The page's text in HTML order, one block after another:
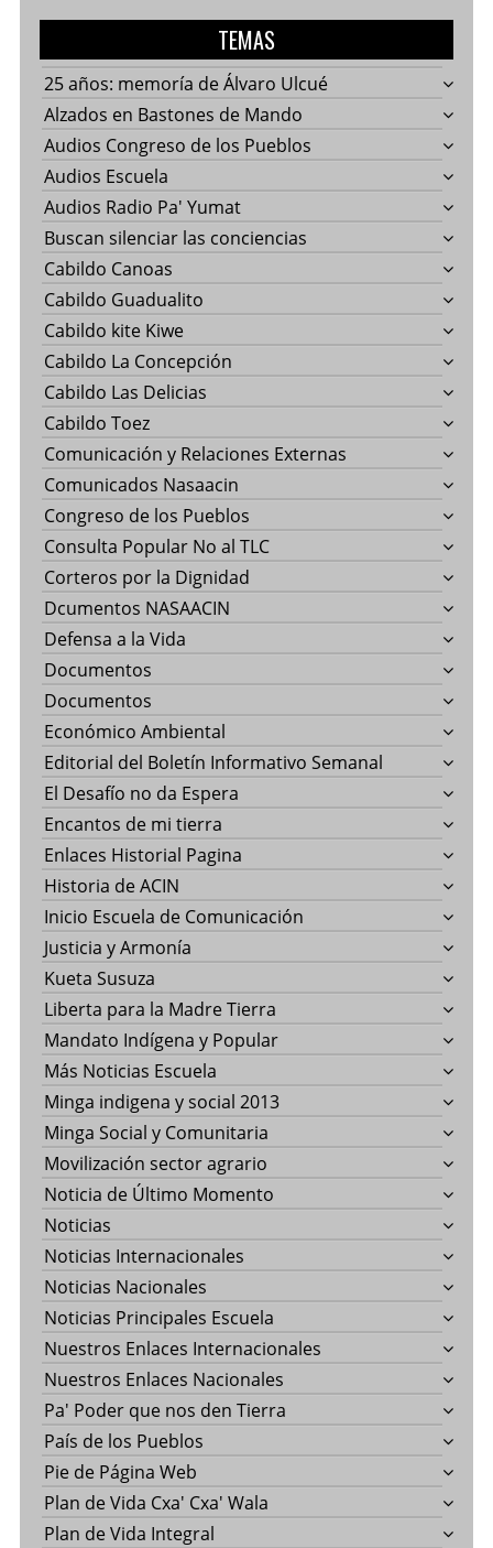
TEMAS
25 años: memoría de Álvaro Ulcué
Alzados en Bastones de Mando
Audios Congreso de los Pueblos
Audios Escuela
Audios Radio Pa' Yumat
Buscan silenciar las conciencias
Cabildo Canoas
Cabildo Guadualito
Cabildo kite Kiwe
Cabildo La Concepción
Cabildo Las Delicias
Cabildo Toez
Comunicación y Relaciones Externas
Comunicados Nasaacin
Congreso de los Pueblos
Consulta Popular No al TLC
Corteros por la Dignidad
Dcumentos NASAACIN
Defensa a la Vida
Documentos
Documentos
Económico Ambiental
Editorial del Boletín Informativo Semanal
El Desafío no da Espera
Encantos de mi tierra
Enlaces Historial Pagina
Historia de ACIN
Inicio Escuela de Comunicación
Justicia y Armonía
Kueta Susuza
Liberta para la Madre Tierra
Mandato Indígena y Popular
Más Noticias Escuela
Minga indigena y social 2013
Minga Social y Comunitaria
Movilización sector agrario
Noticia de Último Momento
Noticias
Noticias Internacionales
Noticias Nacionales
Noticias Principales Escuela
Nuestros Enlaces Internacionales
Nuestros Enlaces Nacionales
Pa' Poder que nos den Tierra
País de los Pueblos
Pie de Página Web
Plan de Vida Cxa' Cxa' Wala
Plan de Vida Integral